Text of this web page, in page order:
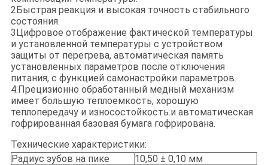
2Быстрая реакция и высокая точность стабильного
состояния.
3Цифровое отображение фактической температуры
и установленной температуры с устройством
защиты от перегрева, автоматическая память
установленных параметров после отключения
питания, с функцией самонастройки параметров.
4.Прецизионно обработанный медный механизм
имеет большую теплоемкость, хорошую
теплопередачу и износостойкость.и автоматическая
гофрированная базовая бумага гофрирована.
Технические характеристики:
Радиус зубов на пике
10,50 ± 0,10 мм